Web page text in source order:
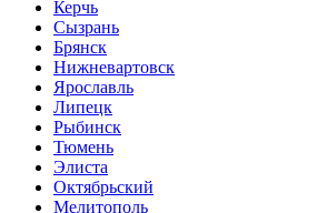
Керчь
Сызрань
Брянск
Нижневартовск
Ярославль
Липецк
Рыбинск
Тюмень
Элиста
Октябрьский
Мелитополь